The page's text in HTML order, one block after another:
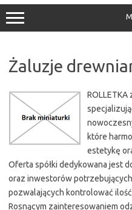
Żaluzje
ROLLETKA
które
estetykę
Oferta spółki dedykowana jest
oraz inwestorów
pozwalających kontrolować
Rosnącym zainteresowaniem